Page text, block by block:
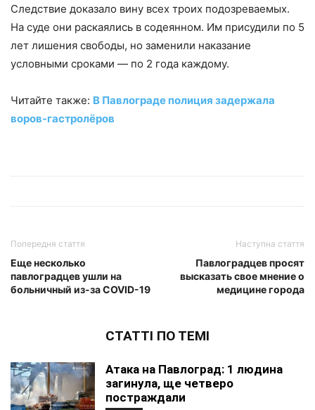
Следствие доказало вину всех троих подозреваемых.
На суде они раскаялись в содеянном. Им присудили по 5
лет лишения свободы, но заменили наказание
условными сроками — по 2 года каждому.
Читайте также: В Павлограде полиция задержала
воров-гастролёров
Попередня стаття
Еще несколько
павлоградцев ушли на
больничный из-за COVID-19
Наступна стаття
Павлоградцев просят
высказать свое мнение о
медицине города
СТАТТІ ПО ТЕМІ
Атака на Павлоград: 1 людина
загинула, ще четверо
постраждали